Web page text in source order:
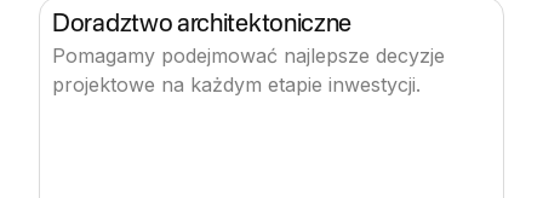
Doradztwo architektoniczne
Pomagamy podejmować najlepsze decyzje
projektowe na każdym etapie inwestycji.